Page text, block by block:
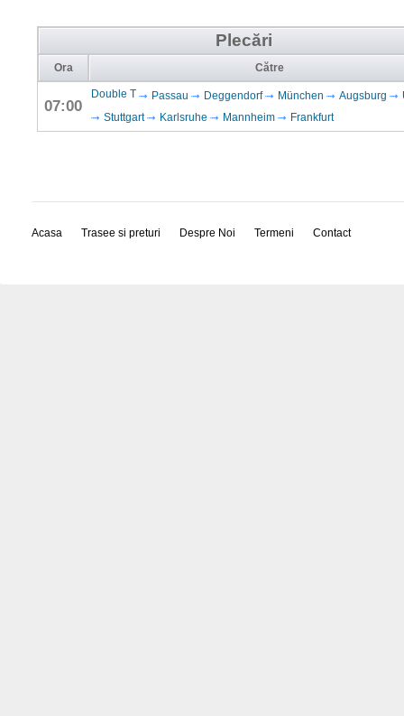
Plecări
Ora Către
07:00
Double T Passau Deggendorf München Augsburg
Stuttgart
Karlsruhe Mannheim Frankfurt
Acasa Trasee si preturi Despre Noi Termeni Contact